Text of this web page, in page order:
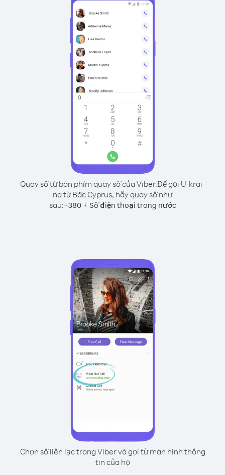
Quay số từ bàn phím quay số của Viber.Để gọi U-krai-
na từ Bắc Cyprus, hãy quay số như
sau:+380+ Số điện thoại trong nước
Chọn số liên lạc trong Viber và gọi từ màn hình thông
tin của họ